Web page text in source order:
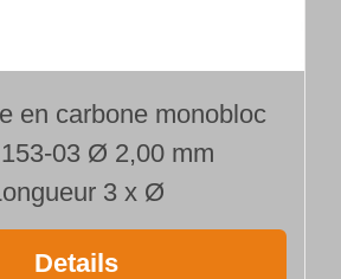
en carbone monobloc
03 Ø 2,00 mm
3 x Ø
Details